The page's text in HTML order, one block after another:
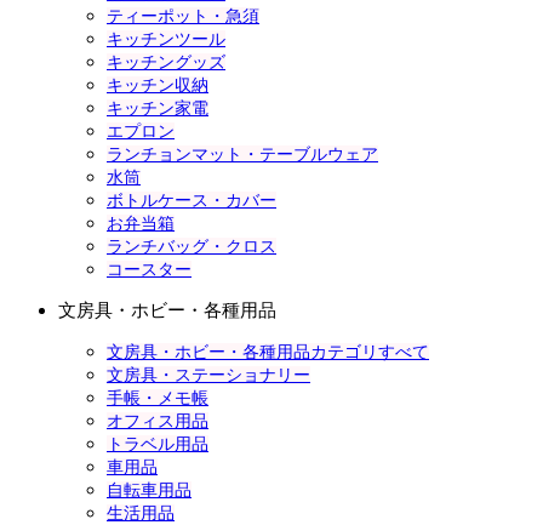
ティーポット・急須
キッチンツール
キッチングッズ
キッチン収納
キッチン家電
エプロン
ランチョンマット・テーブルウェア
水筒
ボトルケース・カバー
お弁当箱
ランチバッグ・クロス
コースター
文房具・ホビー・各種用品
文房具・ホビー・各種用品カテゴリすべて
文房具・ステーショナリー
手帳・メモ帳
オフィス用品
トラベル用品
車用品
自転車用品
生活用品